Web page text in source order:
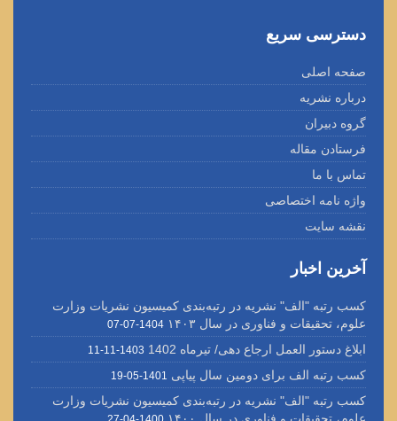
دسترسی سریع
صفحه اصلی
درباره نشریه
گروه دبیران
فرستادن مقاله
تماس با ما
واژه نامه اختصاصی
نقشه سایت
آخرین اخبار
کسب رتبه "الف" نشریه در رتبه‌بندی کمیسیون نشریات وزارت
علوم، تحقیقات و فناوری در سال ۱۴۰۳
1404-07-07
ابلاغ دستور العمل ارجاع دهی/ تیرماه 1402 1403-11-11
کسب رتبه الف برای دومین سال پیاپی 1401-05-19
کسب رتبه "الف" نشریه در رتبه‌بندی کمیسیون نشریات وزارت